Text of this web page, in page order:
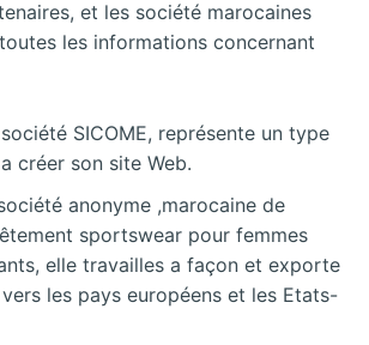
et les société marocaines
les informations concernant
société SICOME, représente un type
créer son site Web.
anonyme ,marocaine de
sportswear pour femmes
elle travailles a façon et exporte
les pays européens et les Etats-